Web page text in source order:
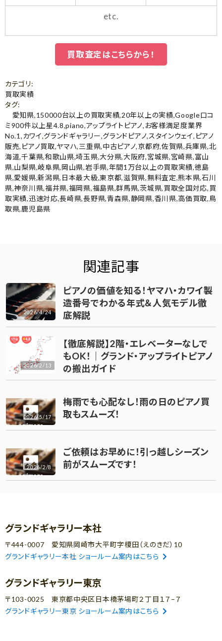
etc.
買取査定はこちらから！
カテゴリ:
買取実績
タグ:
愛知県,150000台以上の買取実績,20年以上の実績,Google口コ
ミ900件以上星4.8,piano,アップライトピアノ, お客様満足度業界
No.1 ,カワイ,グランドギャラリー,グランドピアノ,スタインウェイ, ピアノ
販売, ピアノ買取,ヤマハ,三重県,中古ピアノ,京都府,佐賀県,兵庫県,北
海道,千葉県,和歌山県,埼玉県,大分県,大阪府,宮城県,宮崎県,富山
県,山梨県,岐阜県,岡山県,岩手県,年間1万台以上の買取実績,徳島
県,愛媛県,新潟県, 日本最大級,東京都,滋賀県,無料査定,熊本県,石川
県,神奈川県,福井県,福岡県,福島県,群馬県,茨城県, 買取全国対応, 買
取実績,迅速対応,長崎県,長野県,青森県,静岡県,香川県,高価買取,鳥
取県,鹿児島県
関連記事
2026/4/24
ピアノの価値を知る！ヤマハ・カワイ製
造番号でわかる年式＆人気モデル徹
底解説
2026/2/13
【徹底解説】2階・エレベーターなしで
もOK！｜グランド・アップライトピアノ
の搬出ガイド
2026/5/17
梅雨でも心配なし！雨の日のピアノ買
取もスムーズ！
2026/2/8
ご依頼はお早めに！引っ越しシーズン
前がスムーズです！
グランドギャラリー本社
〒444-0007 愛知県岡崎市大平町字榎田（えのきだ）10
グランドギャラリー本社 ショールーム案内はこちら
グランドギャラリー東京
〒103-0025 東京都中央区日本橋茅場町２丁目１７−７
グランドギャラリー東京 ショールーム案内はこちら